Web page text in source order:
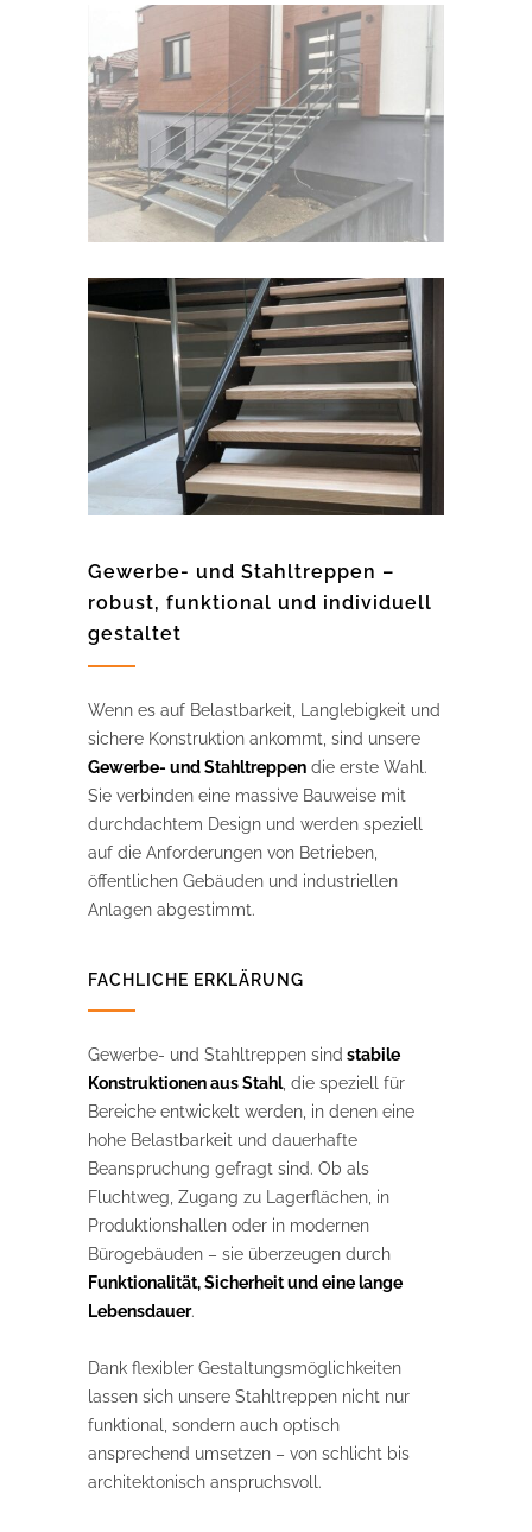
Gewerbe- und Stahltreppen –
robust, funktional und individuell
gestaltet
Wenn es auf Belastbarkeit, Langlebigkeit und
sichere Konstruktion ankommt, sind unsere
Gewerbe- und Stahltreppen die erste Wahl.
Sie verbinden eine massive Bauweise mit
durchdachtem Design und werden speziell
auf die Anforderungen von Betrieben,
öffentlichen Gebäuden und industriellen
Anlagen abgestimmt.
FACHLICHE ERKLÄRUNG
Gewerbe- und Stahltreppen sind stabile
Konstruktionen aus Stahl, die speziell für
Bereiche entwickelt werden, in denen eine
hohe Belastbarkeit und dauerhafte
Beanspruchung gefragt sind. Ob als
Fluchtweg, Zugang zu Lagerflächen, in
Produktionshallen oder in modernen
Bürogebäuden – sie überzeugen durch
Funktionalität, Sicherheit und eine lange
Lebensdauer.
Dank flexibler Gestaltungsmöglichkeiten
lassen sich unsere Stahltreppen nicht nur
funktional, sondern auch optisch
ansprechend umsetzen – von schlicht bis
architektonisch anspruchsvoll.